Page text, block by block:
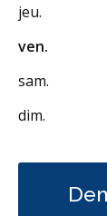
Traitement
Élévations
Prévention
Traitement
Ablation
jeu.
ven.
sam.
dim.